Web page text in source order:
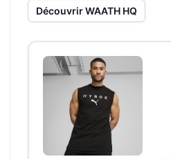
DécouvrirWAATH HQ